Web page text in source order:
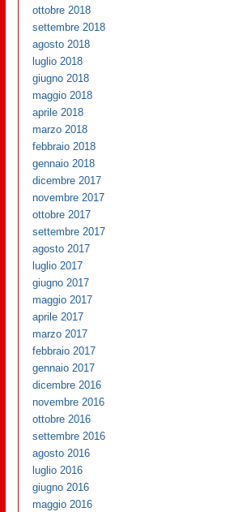
ottobre 2018
settembre 2018
agosto 2018
luglio 2018
giugno 2018
maggio 2018
aprile 2018
marzo 2018
febbraio 2018
gennaio 2018
dicembre 2017
novembre 2017
ottobre 2017
settembre 2017
agosto 2017
luglio 2017
giugno 2017
maggio 2017
aprile 2017
marzo 2017
febbraio 2017
gennaio 2017
dicembre 2016
novembre 2016
ottobre 2016
settembre 2016
agosto 2016
luglio 2016
giugno 2016
maggio 2016